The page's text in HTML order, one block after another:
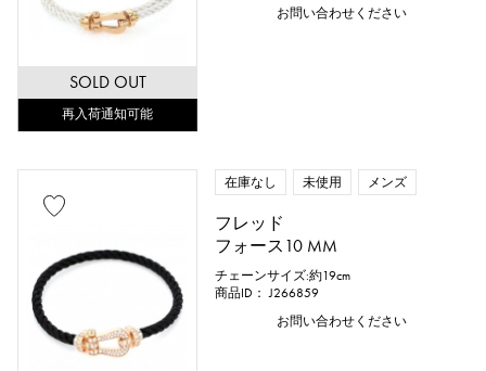
SOLD OUT
再入荷通知可能
お問い合わせください
在庫なし 未使用 メンズ
フレッド
フォース10 MM
チェーンサイズ:約19cm
商品ID： J266859
お問い合わせください